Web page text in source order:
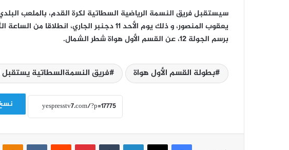
سيستقبل فريق النسمة الرياضية السطاتية لكرة القدم، بالملعب
يعقوب المنصور، و ذلك يوم الأحد 11 دجنبر الجاري،
برسم الجولة 12، عن القسم الأول هواة شطر الشمال.
بطولة القسم الأول هواة فريق النسمةالسطاتية يستقبل
فيسبوك ‫X لينكدإن بينتيريست